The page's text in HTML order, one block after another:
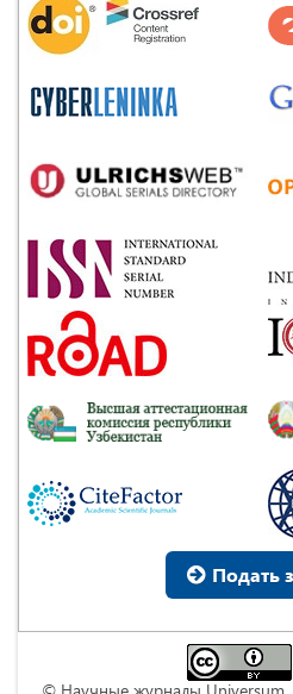
Подать